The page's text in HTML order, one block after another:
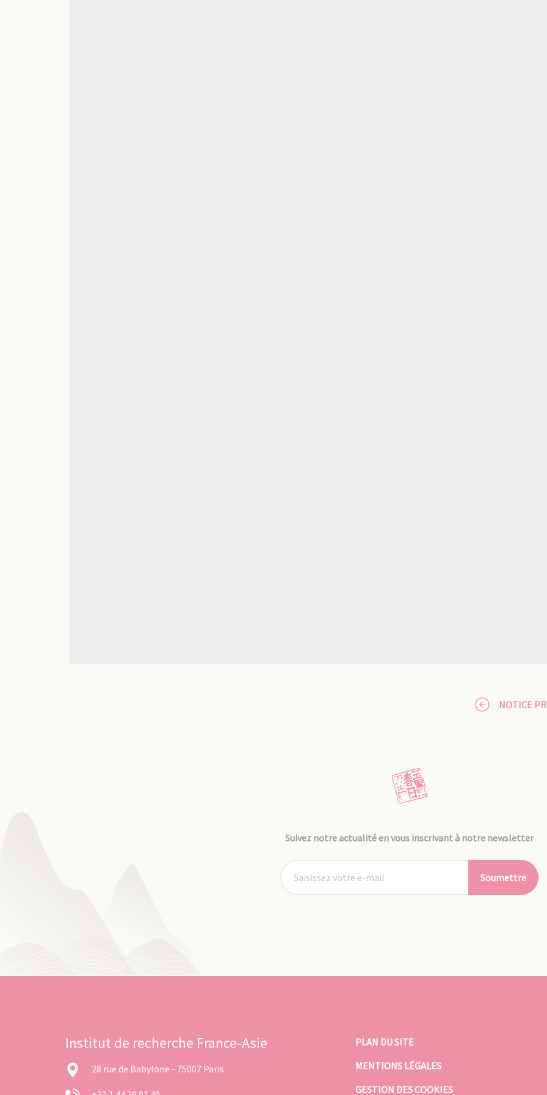
NOTICE
Suivez notre actualité en vous inscrivant à notre newsletter
Soumettre
Institut de recherche France-Asie
28 rue de Babylone - 75007 Paris
PLAN DU SITE
MENTIONS LÉGALES
GESTION DES COOKIES